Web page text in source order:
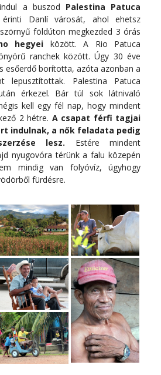
a buszod Palestina Patuca
Danlí városát, ahol ehetsz
földúton megkezded 3 órás
hegyei között. A Rio Patuca
ranchek között. Úgy 30 éve
esőerdő borította, azóta azonban a
lepusztítottak. Palestina Patuca
érkezel. Bár túl sok látnivaló
kell egy fél nap, hogy mindent
2 hétre. A csapat férfi tagjai
indulnak, a nők feladata pedig
lesz. Estére mindent
nyugovóra térünk a falu közepén
mindig van folyóvíz, úgyhogy
fürdésre.